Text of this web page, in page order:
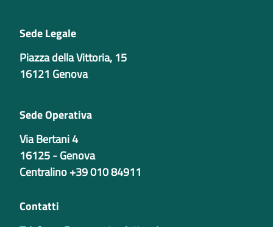
Sede Legale
Piazza della Vittoria, 15
16121 Genova
Sede Operativa
Via Bertani 4
16125 - Genova
Centralino +39 010 84911
Contatti